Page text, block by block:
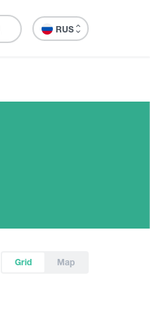
RUS
Grid Map